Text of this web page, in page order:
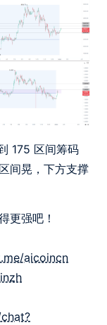
175 区间筹码
间晃，下方支撑
更强吧！
aicoincn